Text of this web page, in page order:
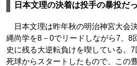
日本文理の決着は投手の暴投だっ
日本文理は昨年秋の明治神宮大会
縄尚学を8－0でリードしながら7、8
史に残る大逆転負けを喫している。
死球からスタートしたもので、この